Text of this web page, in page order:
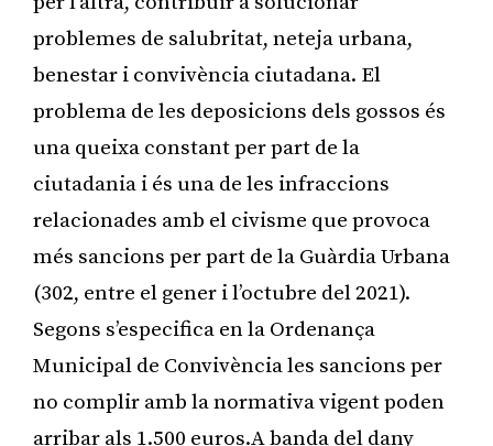
problemes de salubritat, neteja urbana,
benestar i convivència ciutadana. El
problema de les deposicions dels gossos és
una queixa constant per part de la
ciutadania i és una de les infraccions
relacionades amb el civisme que provoca
més sancions per part de la Guàrdia Urbana
(302, entre el gener i l’octubre del 2021).
Segons s’especifica en la Ordenança
Municipal de Convivència les sancions per
no complir amb la normativa vigent poden
arribar als 1.500 euros.A banda del dany